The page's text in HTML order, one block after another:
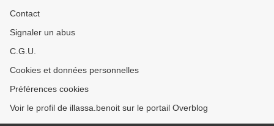
Contact
Signaler un abus
C.G.U.
Cookies et données personnelles
Préférences cookies
Voir le profil de illassa.benoit sur le portail Overblog